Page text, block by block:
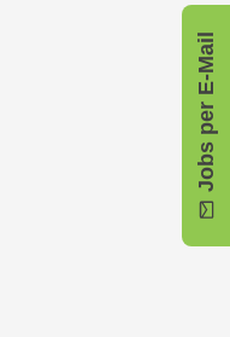
Jobs per E-Mail